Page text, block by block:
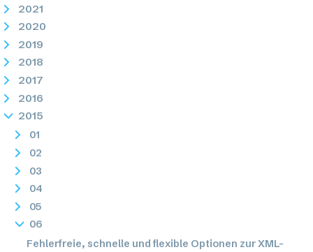
2021
2020
2019
2018
2017
2016
2015
01
02
03
04
05
06
Fehlerfreie, schnelle und flexible Optionen zur XML-